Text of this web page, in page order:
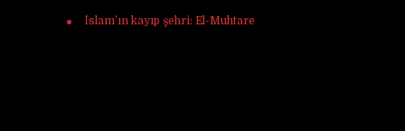
İslam’ın kayıp şehri: El-Muhtare